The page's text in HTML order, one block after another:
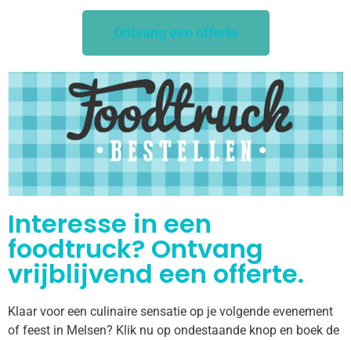
Ontvang een offerte
Interesse in een
foodtruck? Ontvang
vrijblijvend een offerte.
Klaar voor een culinaire sensatie op je volgende evenement
of feest in Melsen? Klik nu op ondestaande knop en boek de